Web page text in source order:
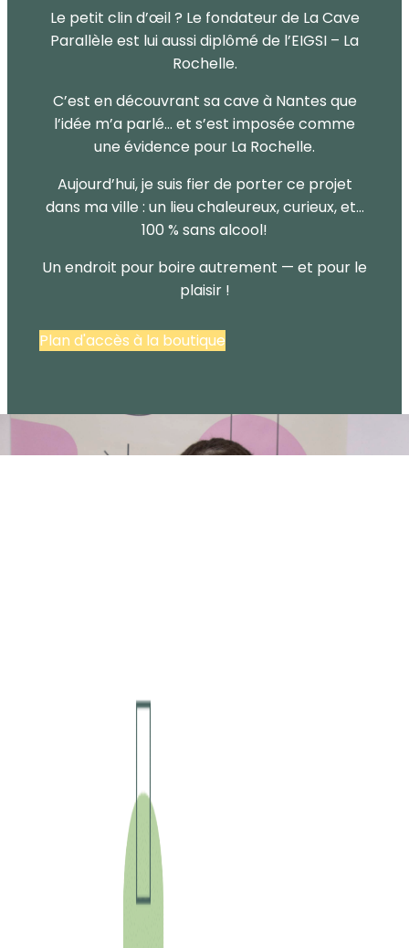
Le petit clin d’œil ? Le fondateur de La Cave
Parallèle est lui aussi diplômé de l’EIGSI – La
Rochelle.
C’est en découvrant sa cave à Nantes que
l’idée m’a parlé… et s’est imposée comme
une évidence pour La Rochelle.
Aujourd’hui, je suis fier de porter ce projet
dans ma ville : un lieu chaleureux, curieux, et…
100 % sans alcool!
Un endroit pour boire autrement — et pour le
plaisir !
Plan d'accès à la boutique